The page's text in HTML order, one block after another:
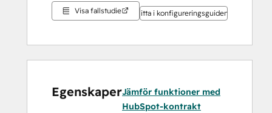
and 25M+ tool runs each month.
Visa fallstudie Titta i konfigureringsguiden
EgenskaperJämför funktioner med
HubSpot-kontrakt